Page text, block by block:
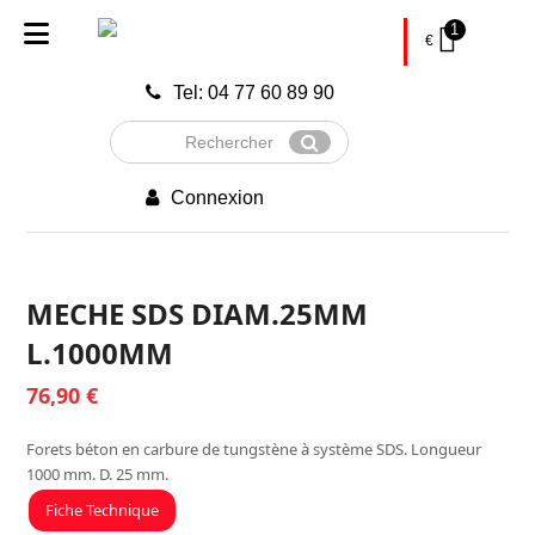
Tel: 04 77 60 89 90
Rechercher
Envoyer
Connexion
€
1
MECHE SDS DIAM.25MM
L.1000MM
76,90€
Forets béton en carbure de tungstène à système SDS. Longueur
1000 mm. D. 25 mm.
Fiche Technique